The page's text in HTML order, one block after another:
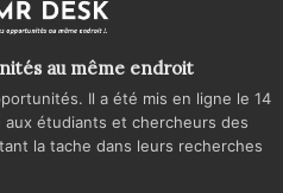
au même endroit
Il a été mis en ligne le 14
aux étudiants et chercheurs des
la tache dans leurs recherches